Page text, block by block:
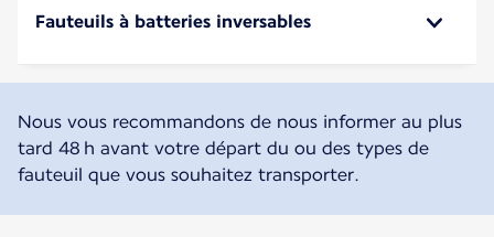
Fauteuils à batteries inversables
Nous vous recommandons de nous informer au plus
tard 48 h avant votre départ du ou des types de
fauteuil que vous souhaitez transporter.